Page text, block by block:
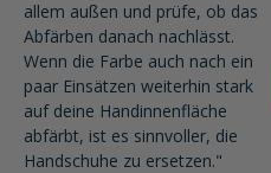
allem außen und prüfe, ob das
Abfärben danach nachlässt.
Wenn die Farbe auch nach ein
paar Einsätzen weiterhin stark
auf deine Handinnenfläche
abfärbt, ist es sinnvoller, die
Handschuhe zu ersetzen."